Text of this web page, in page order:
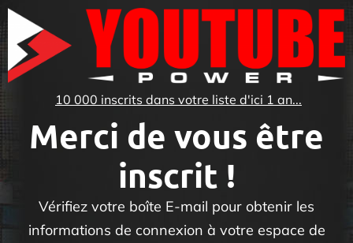
10 000 inscrits dans votre liste d'ici 1 an...
Merci de vous être
inscrit !
Vérifiez votre boîte E-mail pour obtenir les
informations de connexion à votre espace de